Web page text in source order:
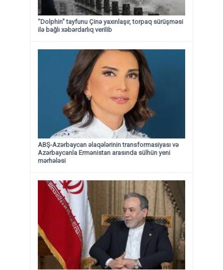
"Dolphin" tayfunu Çinə yaxınlaşır, torpaq sürüşməsi
ilə bağlı xəbərdarlıq verilib
ABŞ-Azərbaycan əlaqələrinin transformasiyası və
Azərbaycanla Ermənistan arasında sülhün yeni
mərhələsi